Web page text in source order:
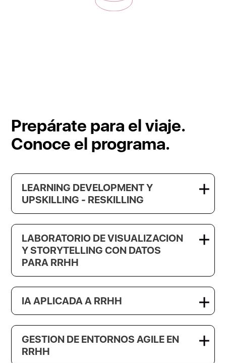
Prepárate para el viaje.
Conoce el programa.
LEARNING DEVELOPMENT Y
UPSKILLING - RESKILLING
LABORATORIO DE VISUALIZACION
Y STORYTELLING CON DATOS
PARA RRHH
IA APLICADA A RRHH
GESTION DE ENTORNOS AGILE EN
RRHH